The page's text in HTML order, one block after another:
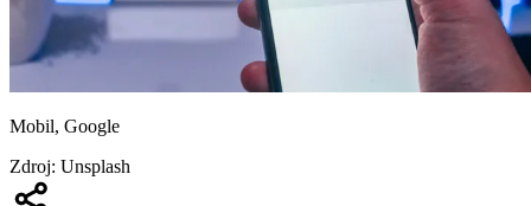
Mobil, Google
Zdroj: Unsplash